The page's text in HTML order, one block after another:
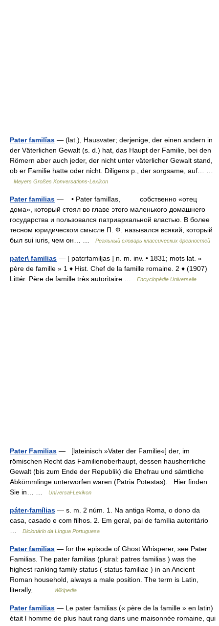
Pater familĭas — (lat.), Hausvater; derjenige, der einen andern in
der Väterlichen Gewalt (s. d.) hat, das Haupt der Familie, bei den
Römern aber auch jeder, der nicht unter väterlicher Gewalt stand,
ob er Familie hatte oder nicht. Diligens p., der sorgsame, auf… …
Meyers Großes Konversations-Lexikon
Pater familias — • Pater familĭas, собственно «отец
дома», который стоял во главе этого маленького домашнего
государства и пользовался патриархальной властью. В более
тесном юридическом смысле П. Ф. назывался всякий, который
был sui iuris, чем он… …
Реальный словарь классических древностей
pater\ familias — [ patɛrfamiljas ] n. m. inv. • 1831; mots lat. «
père de famille » 1 ♦ Hist. Chef de la famille romaine. 2 ♦ (1907)
Littér. Père de famille très autoritaire …
Encyclopédie Universelle
Pater Familias — [lateinisch »Vater der Familie«] der, im
römischen Recht das Familienoberhaupt, dessen hausherrliche
Gewalt (bis zum Ende der Republik) die Ehefrau und sämtliche
Abkömmlinge unterworfen waren (Patria Potestas). Hier finden
Sie in… …
Universal-Lexikon
páter-famílias — s. m. 2 núm. 1. Na antiga Roma, o dono da
casa, casado e com filhos. 2. Em geral, pai de família autoritário
Dicionário da Língua Portuguesa
Pater familias — for the episode of Ghost Whisperer, see Pater
Familias. The pater familias (plural: patres familias ) was the
highest ranking family status ( status familiae ) in an Ancient
Roman household, always a male position. The term is Latin,
literally,… …
Wikipedia
Pater familias — Le pater familias (« père de la famille » en latin)
était l homme de plus haut rang dans une maisonnée romaine, qui